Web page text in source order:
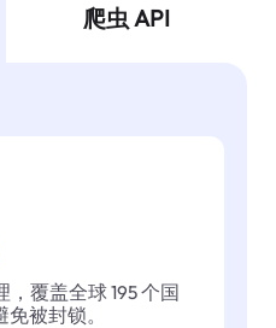
爬虫 API
，覆盖全球 195 个国
被封锁。